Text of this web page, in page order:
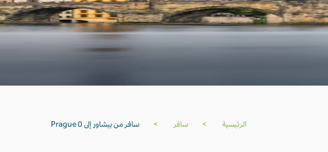
الرئيسية > سافر > سافر من بيشاور إلى Prague 0